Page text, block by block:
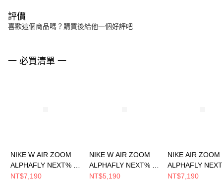
評價
喜歡這個商品嗎？購買後給他一個好評吧
一 必買清單 一
NIKE W AIR ZOOM
ALPHAFLY NEXT% 3
女 跑步鞋 FD8315600
NT$7,190
NIKE W AIR ZOOM
ALPHAFLY NEXT% 3
女 跑步鞋 FD8315103
NT$5,190
NIKE AIR ZOOM
ALPHAFLY
男 跑步鞋
NT$7,190